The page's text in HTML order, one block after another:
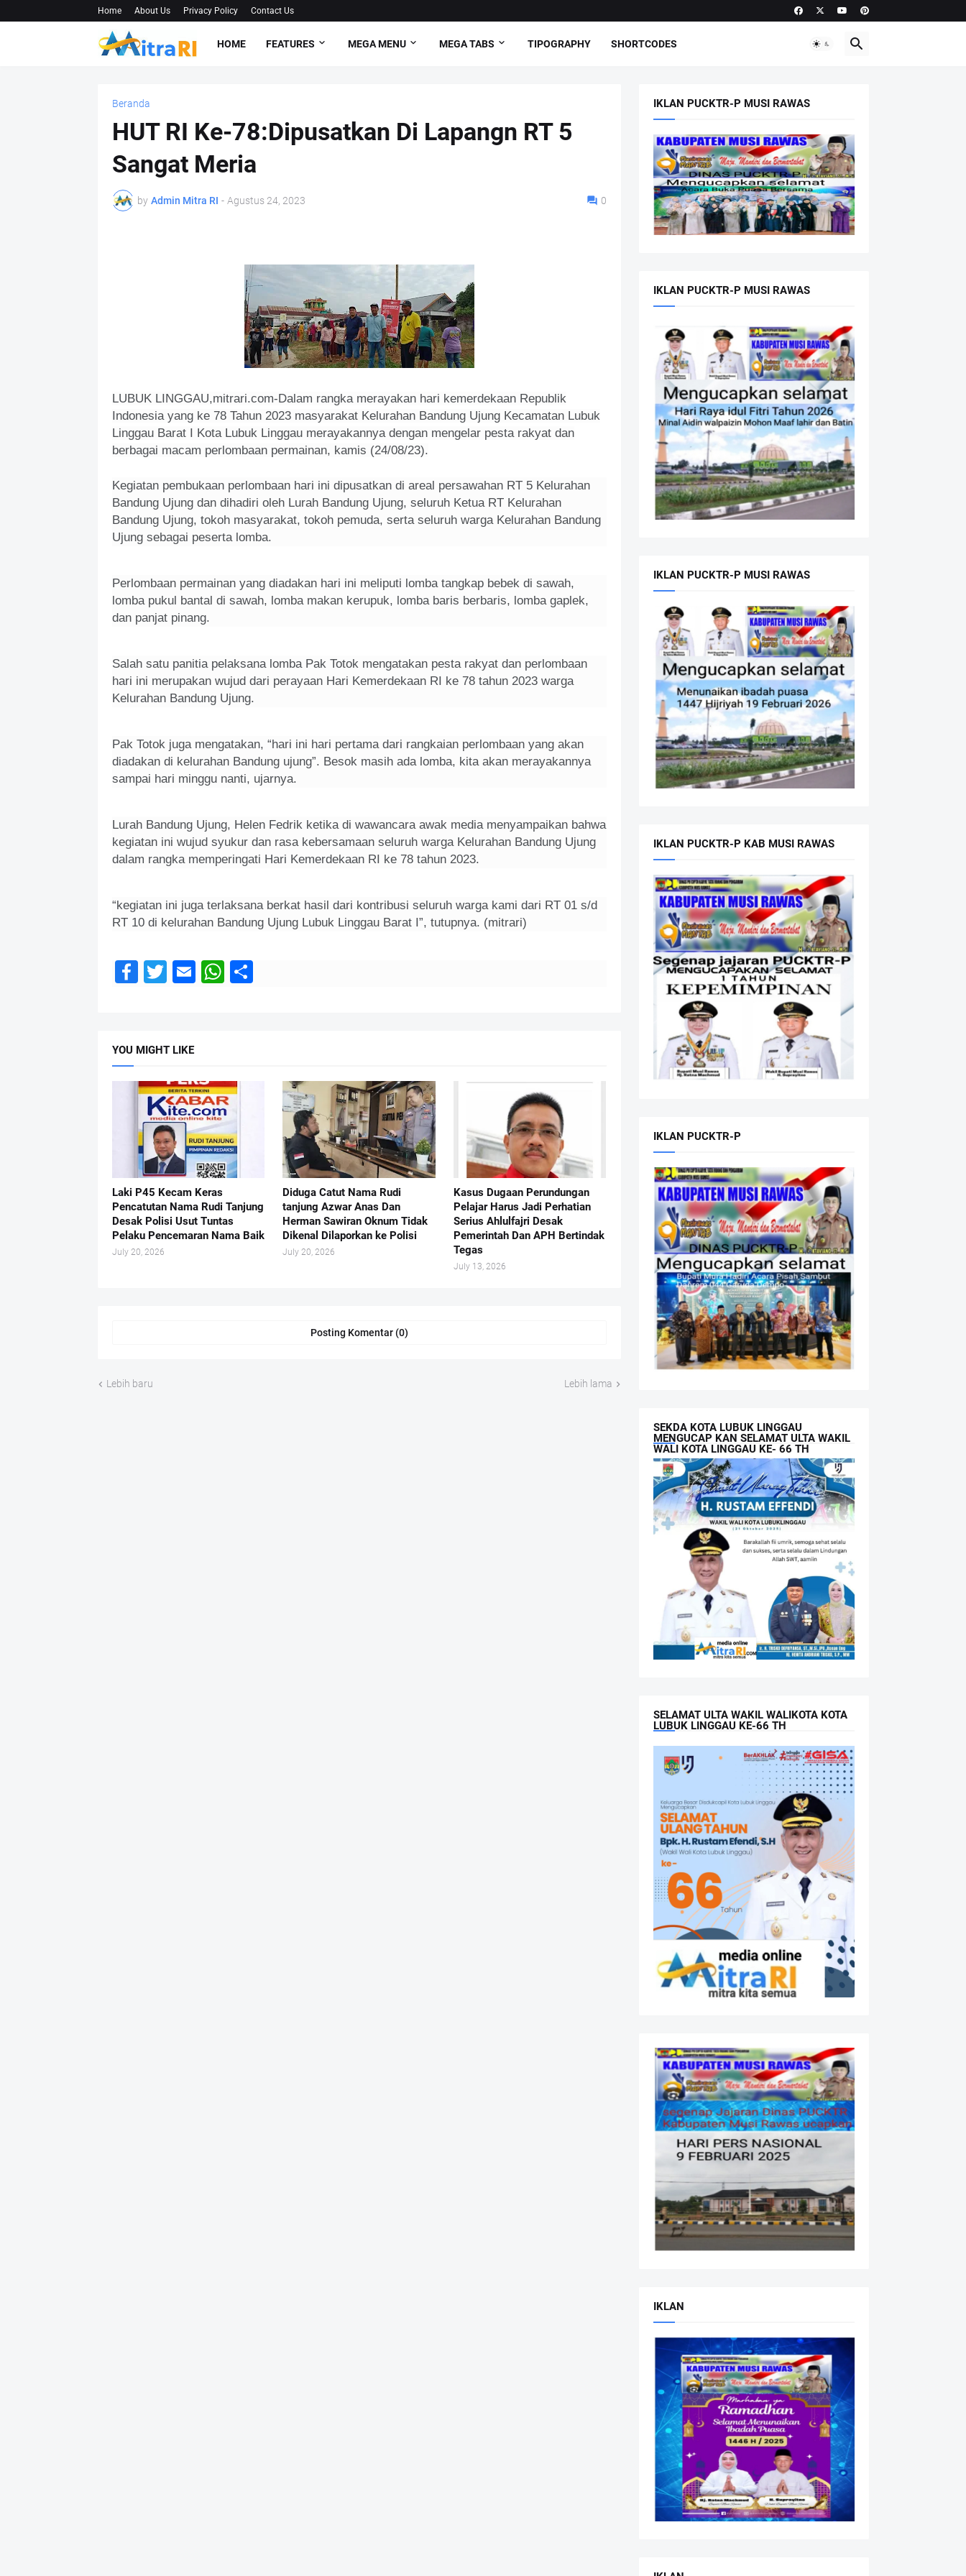
Home About Us Privacy Policy Contact Us
HOME FEATURES MEGA MENU MEGA TABS TIPOGRAPHY SHORTCODES
Beranda
HUT RI Ke-78:Dipusatkan Di Lapangn RT 5
Sangat Meria
by Admin Mitra RI - Agustus 24, 2023 0
LUBUK LINGGAU,mitrari.com-Dalam rangka merayakan hari kemerdekaan Republik
Indonesia yang ke 78 Tahun 2023 masyarakat Kelurahan Bandung Ujung Kecamatan Lubuk
Linggau Barat I Kota Lubuk Linggau merayakannya dengan mengelar pesta rakyat dan
berbagai macam perlombaan permainan, kamis (24/08/23).
Kegiatan pembukaan perlombaan hari ini dipusatkan di areal persawahan RT 5 Kelurahan
Bandung Ujung dan dihadiri oleh Lurah Bandung Ujung, seluruh Ketua RT Kelurahan
Bandung Ujung, tokoh masyarakat, tokoh pemuda, serta seluruh warga Kelurahan Bandung
Ujung sebagai peserta lomba.
Perlombaan permainan yang diadakan hari ini meliputi lomba tangkap bebek di sawah,
lomba pukul bantal di sawah, lomba makan kerupuk, lomba baris berbaris, lomba gaplek,
dan panjat pinang.
Salah satu panitia pelaksana lomba Pak Totok mengatakan pesta rakyat dan perlombaan
hari ini merupakan wujud dari perayaan Hari Kemerdekaan RI ke 78 tahun 2023 warga
Kelurahan Bandung Ujung.
Pak Totok juga mengatakan, “hari ini hari pertama dari rangkaian perlombaan yang akan
diadakan di kelurahan Bandung ujung”. Besok masih ada lomba, kita akan merayakannya
sampai hari minggu nanti, ujarnya.
Lurah Bandung Ujung, Helen Fedrik ketika di wawancara awak media menyampaikan bahwa
kegiatan ini wujud syukur dan rasa kebersamaan seluruh warga Kelurahan Bandung Ujung
dalam rangka memperingati Hari Kemerdekaan RI ke 78 tahun 2023.
“kegiatan ini juga terlaksana berkat hasil dari kontribusi seluruh warga kami dari RT 01 s/d
RT 10 di kelurahan Bandung Ujung Lubuk Linggau Barat I”, tutupnya. (mitrari)
F
e
o
o
k
T
er
E
W
p
p
YOU MIGHT LIKE
Laki P45 Kecam Keras
Pencatutan Nama Rudi Tanjung
Desak Polisi Usut Tuntas
Pelaku Pencemaran Nama Baik
July 20, 2026
Diduga Catut Nama Rudi
tanjung Azwar Anas Dan
Herman Sawiran Oknum Tidak
Dikenal Dilaporkan ke Polisi
July 20, 2026
Kasus Dugaan Perundungan
Pelajar Harus Jadi Perhatian
Serius Ahlulfajri Desak
Pemerintah Dan APH Bertindak
Tegas
July 13, 2026
Posting Komentar (0)
Lebih baru Lebih lama
IKLAN PUCKTR-P MUSI RAWAS
IKLAN PUCKTR-P MUSI RAWAS
IKLAN PUCKTR-P MUSI RAWAS
IKLAN PUCKTR-P KAB MUSI RAWAS
IKLAN PUCKTR-P
SEKDA KOTA LUBUK LINGGAU
MENGUCAP KAN SELAMAT ULTA WAKIL
WALI KOTA LINGGAU KE- 66 TH
SELAMAT ULTA WAKIL WALIKOTA KOTA
LUBUK LINGGAU KE-66 TH
IKLAN